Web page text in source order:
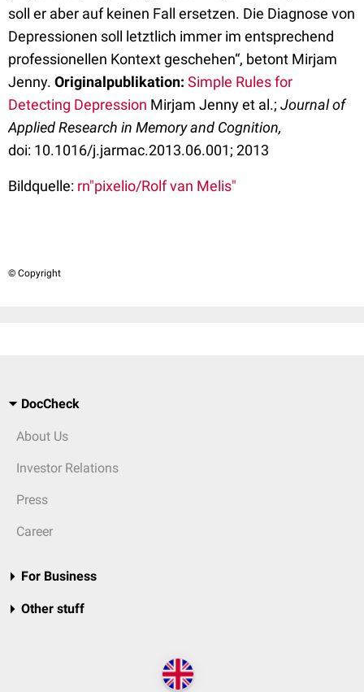
soll er aber auf keinen Fall ersetzen. Die Diagnose von
Depressionen soll letztlich immer im entsprechend
professionellen Kontext geschehen“, betont Mirjam
Jenny. Originalpublikation: Simple Rules for
Detecting Depression Mirjam Jenny et al.; Journal of
Applied Research in Memory and Cognition,
doi: 10.1016/j.jarmac.2013.06.001; 2013
Bildquelle: rn"pixelio/Rolf van Melis"
© Copyright
DocCheck
About Us
Investor Relations
Press
Career
For Business
Other stuff